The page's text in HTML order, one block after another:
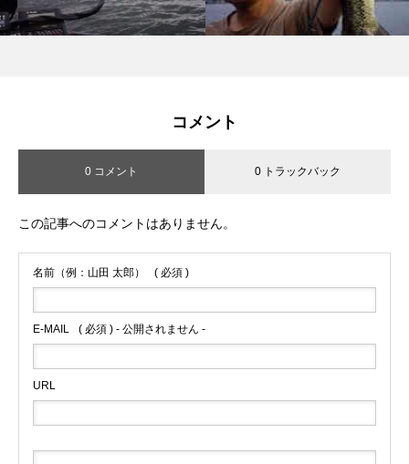
コメント
0 コメント 0 トラックバック
この記事へのコメントはありません。
名前（例：山田 太郎） ( 必須 )
E-MAIL ( 必須 ) - 公開されません -
URL